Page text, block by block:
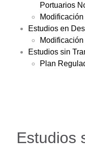
Portuarios
Estudios en
Estudios sin
Plan
Estudios